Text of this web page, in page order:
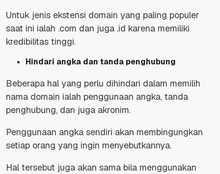
Untuk jenis ekstensi domain yang paling populer
saat ini ialah .com dan juga .id karena memiliki
kredibilitas tinggi.
Hindari angka dan tanda penghubung
Beberapa hal yang perlu dihindari dalam memilih
nama domain ialah penggunaan angka, tanda
penghubung, dan juga akronim.
Penggunaan angka sendiri akan membingungkan
setiap orang yang ingin menyebutkannya.
Hal tersebut juga akan sama bila menggunakan